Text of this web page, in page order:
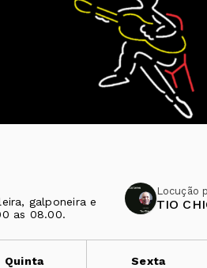
galponeira e
as 08.00.
Locução
TIO
Quinta Sexta